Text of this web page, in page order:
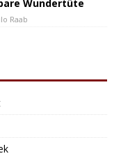
Wundertüte
Raab